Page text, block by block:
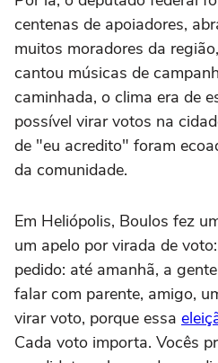
centenas de apoiadores,
muitos moradores da
cantou músicas de
caminhada, o clima era de
possível virar votos na
de "eu acredito" foram
da comunidade.
Em Heliópolis, Boulos fez
um apelo por virada de
pedido: até amanhã, a
falar com parente, amigo,
virar voto, porque essa
Cada voto importa. Vocês